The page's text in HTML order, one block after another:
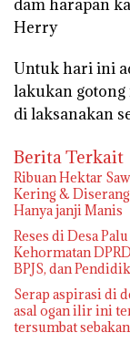
dam harapan
Herry
Untuk hari ini
lakukan gotong
di laksanakan
Berita Terkait
Ribuan Hektar
Kering & Diserang
Reses di Desa
Kehormatan
BPJS, dan
Serap aspirasi di
asal ogan ilir ini
tersumbat